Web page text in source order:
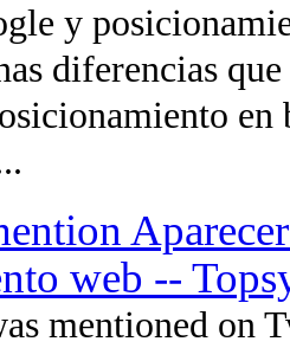
y
diferencias
en
web --
mentioned on